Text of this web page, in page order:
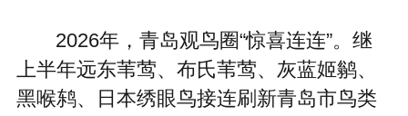
2026年，青岛观鸟圈“惊喜连连”。继
上半年远东苇莺、布氏苇莺、灰蓝姬鹟、
黑喉鸫、日本绣眼鸟接连刷新青岛市鸟类